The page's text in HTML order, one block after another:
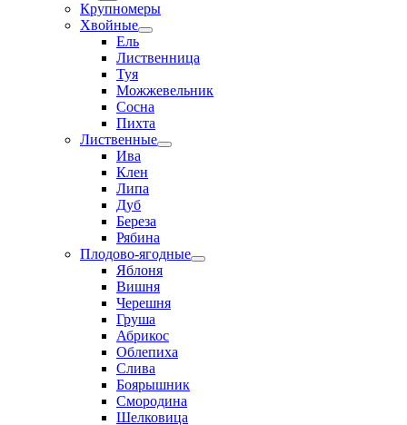
Крупномеры
Хвойные
Ель
Лиственница
Туя
Можжевельник
Сосна
Пихта
Лиственные
Ива
Клен
Липа
Дуб
Береза
Рябина
Плодово-ягодные
Яблоня
Вишня
Черешня
Груша
Абрикос
Облепиха
Слива
Боярышник
Смородина
Шелковица